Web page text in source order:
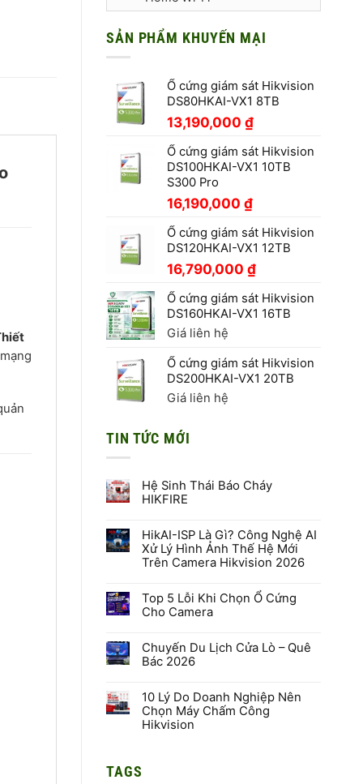
SẢN PHẨM KHUYẾN MẠI
Ổ cứng giám sát Hikvision
DS80HKAI-VX1 8TB
13,190,000 ₫
Ổ cứng giám sát Hikvision
DS100HKAI-VX1 10TB
S300 Pro
16,190,000 ₫
Ổ cứng giám sát Hikvision
DS120HKAI-VX1 12TB
16,790,000 ₫
Ổ cứng giám sát Hikvision
DS160HKAI-VX1 16TB
Giá liên hệ
Ổ cứng giám sát Hikvision
DS200HKAI-VX1 20TB
Giá liên hệ
TIN TỨC MỚI
Hệ Sinh Thái Báo Cháy
HIKFIRE
bình
luận
ở
Hệ
Báo
Cháy
HIKFIRE
HikAI-ISP Là Gì? Công Nghệ AI
Xử Lý Hình Ảnh Thế Hệ Mới
Trên Camera Hikvision 2026
bình
luận
ở
Là
Gì?
Công
Xử
Lý
Hình
Ảnh
Camera
Top 5 Lỗi Khi Chọn Ổ Cứng
Cho Camera
bình
luận
ở
Lỗi
Khi
Chọn
Ổ
Chuyến Du Lịch Cửa Lò – Quê
Bác 2026
bình
luận
ở
Chuyến
–
10 Lý Do Doanh Nghiệp Nên
Chọn Máy Chấm Công
Hikvision
ở
TAGS